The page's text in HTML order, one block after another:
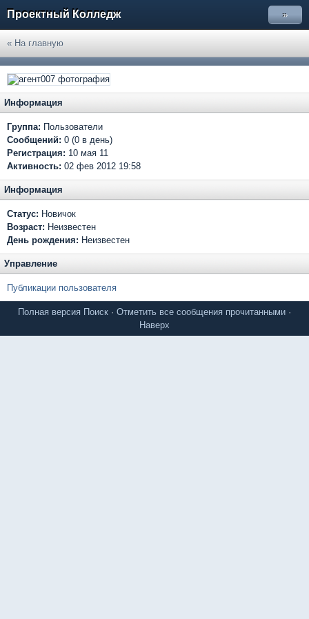
Проектный Колледж »
« На главную
Информация
Группа: Пользователи
Сообщений: 0 (0 в день)
Регистрация: 10 мая 11
Активность: 02 фев 2012 19:58
Информация
Статус: Новичок
Возраст: Неизвестен
День рождения: Неизвестен
Управление
Публикации пользователя
Полная версия Поиск · Отметить все сообщения прочитанными ·
Наверх